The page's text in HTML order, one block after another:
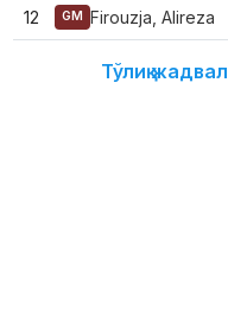
12 GM Firouzja, Alireza
Тўлиқ жадвал